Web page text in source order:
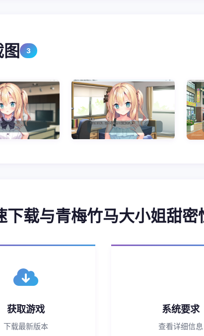
3
下载与青梅竹马大小姐甜
获取游戏
下载最新版本
系统要求
查看详细信息